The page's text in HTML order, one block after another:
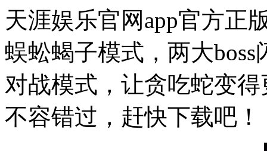
天涯娱乐官网app官方正
蜈蚣蝎子模式，两大
对战模式，让贪吃蛇变
不容错过，赶快下载吧！